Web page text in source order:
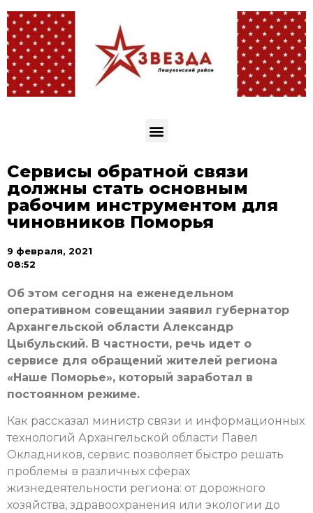
Сервисы обратной связи
должны стать основным
рабочим инструментом для
чиновников Поморья
9 февраля, 2021
08:52
Об этом сегодня на еженедельном
оперативном совещании заявил губернатор
Архангельской области Александр
Цыбульский. В частности, речь идет о
сервисе для обращений жителей региона
«Наше Поморье», который заработал в
постоянном режиме.
Как рассказал министр связи и информационных
технологий Архангельской области Павел
Окладников, сервис позволяет быстро решать
проблемы в различных сферах
жизнедеятельности региона: от дорожного
хозяйства, здравоохранения или экологии до